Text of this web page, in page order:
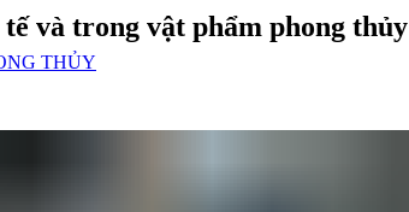
THỦY
và trong vật phẩm phong thủy